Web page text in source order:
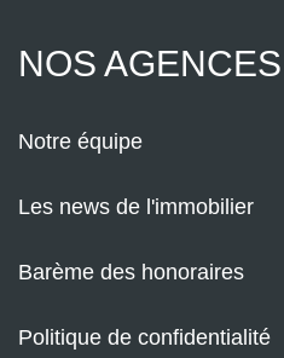
NOS AGENCES
Notre équipe
Les news de l'immobilier
Barème des honoraires
Politique de confidentialité